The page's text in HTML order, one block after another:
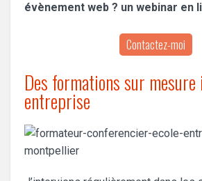
évènement web ? un webinar en
Contactez-moi
Des formations sur
entreprise